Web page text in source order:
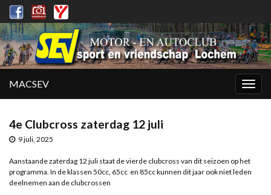
MACSEV
4e Clubcross zaterdag 12 juli
9 juli, 2025
Aanstaande zaterdag 12 juli staat de vierde clubcross van dit seizoen op het
programma. In de klassen 50cc, 65cc en 85cc kunnen dit jaar ook niet leden
deelnemen aan de clubcrossen